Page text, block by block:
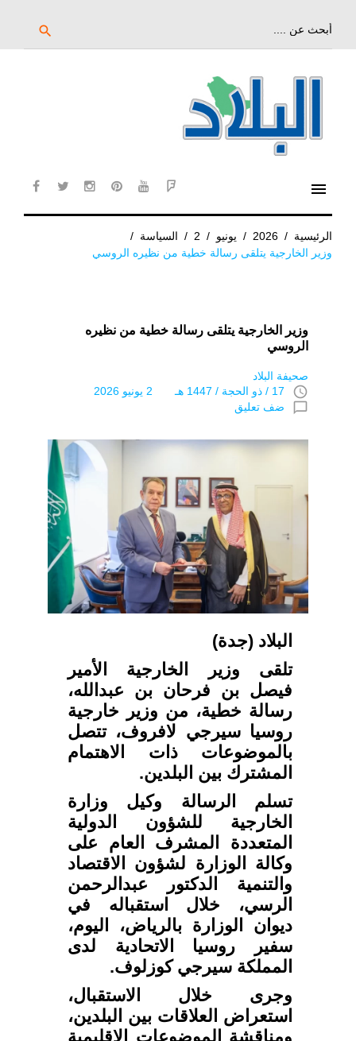
search
menu
الرئيسية /
2026
/ يونيو /
2
/ السياسة /
وزير الخارجية يتلقى رسالة خطية من نظيره الروسي
وزير الخارجية يتلقى رسالة خطية من نظيره
الروسي
صحيفة البلاد
access_time 17 / ذو الحجة / 1447 هـ 2 يونيو 2026
chat_bubble_outline ضف تعليق
البلاد (جدة)
تلقى وزير الخارجية الأمير
فيصل بن فرحان بن عبدالله،
رسالة خطية، من وزير خارجية
روسيا سيرجي لافروف، تتصل
بالموضوعات ذات الاهتمام
المشترك بين البلدين.
تسلم الرسالة وكيل وزارة
الخارجية للشؤون الدولية
المتعددة المشرف العام على
وكالة الوزارة لشؤون الاقتصاد
والتنمية الدكتور عبدالرحمن
الرسي، خلال استقباله في
ديوان الوزارة بالرياض، اليوم،
سفير روسيا الاتحادية لدى
المملكة سيرجي كوزلوف.
وجرى خلال الاستقبال،
استعراض العلاقات بين البلدين،
ومناقشة الموضوعات الإقليمية